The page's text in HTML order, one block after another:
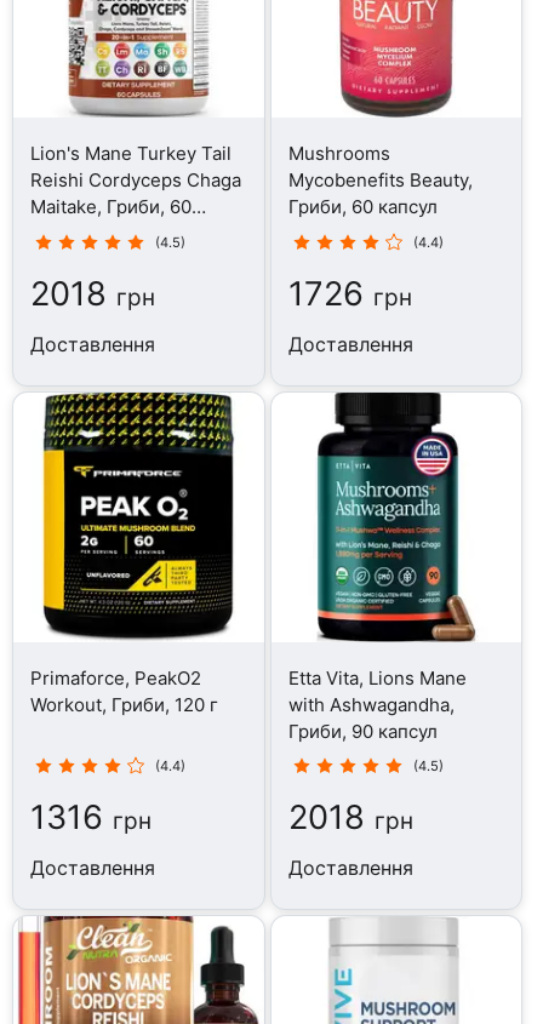
Lion's Mane Turkey Tail
Reishi Cordyceps Chaga
Maitake, Гриби, 60
капсул
(4.5)
2018 грн
Доставлення
Mushrooms
Mycobenefits Beauty,
Гриби, 60 капсул
(4.4)
1726 грн
Доставлення
Primaforce, PeakO2
Workout, Гриби, 120 г
(4.4)
1316 грн
Доставлення
Etta Vita, Lions Mane
with Ashwagandha,
Гриби, 90 капсул
(4.5)
2018 грн
Доставлення